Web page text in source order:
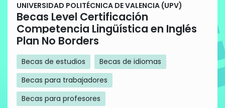
UNIVERSIDAD POLITÉCNICA DE VALENCIA (UPV)
Becas Level Certificación
Competencia Lingüística en Inglés
Plan No Borders
Becas de estudios
Becas de idiomas
Becas para trabajadores
Becas para profesores